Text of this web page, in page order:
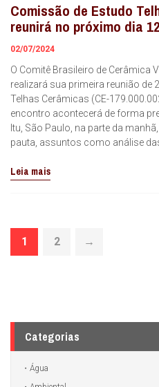
Comissão de Estudo
reunirá no próximo dia 12
02/07/2024
O Comitê Brasileiro de Cerâmica
realizará sua primeira reunião de
Telhas Cerâmicas (CE-
encontro acontecerá de forma
Itu, São Paulo, na parte da
pauta, assuntos como análise
Leia mais
1 2 →
Categorias
Água